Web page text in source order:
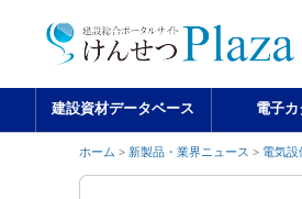
建設資材データベース 電子
ホーム > 新製品・業界ニュース > 電気設